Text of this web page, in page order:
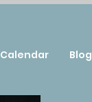
Calendar Blog